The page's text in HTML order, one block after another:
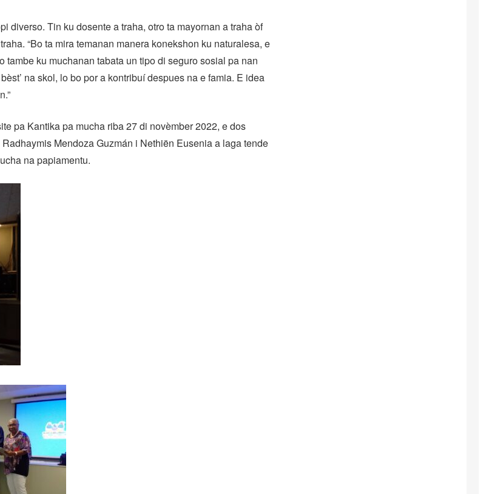
diverso. Tin ku dosente a traha, otro ta mayornan a traha òf
“Bo ta mira temanan manera konekshon ku naturalesa, e
tambe ku muchanan tabata un tipo di seguro sosial pa nan
na skol, lo bo por a kontribuí despues na e famia. E idea
pa Kantika pa mucha riba 27 di novèmber 2022, e dos
Mendoza Guzmán i Nethiën Eusenia a laga tende
na papiamentu.